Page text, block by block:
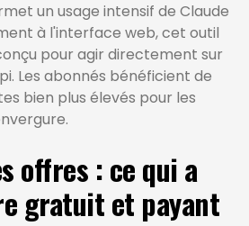
un usage intensif de Claude
à l'interface web, cet outil
pour agir directement sur
Les abonnés bénéficient de
bien plus élevés pour les
offres : ce qui a
gratuit et payant